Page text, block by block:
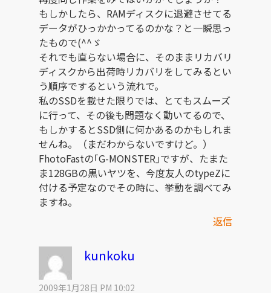
もしかしたら、RAMディスクに退避させてる
データがひっかかってるのかな？と一瞬思っ
たもので(^^ゞ
それでも直らない場合に、そのままリカバリ
ディスクから出荷時リカバリをしてみるとい
う順序でするという流れで。
私のSSDを載せた限りでは、とてもスムーズ
に行って、その後も問題なく動いてるので、
もしかするとSSD側に何かあるのかもしれま
せんね。（まだわからないですけど。）
FhotoFastの｢G-MONSTER｣ですが、たまた
ま128GBの黒いヤツを、今度友人のtypeZに
付ける予定なのでその時に、挙動を調べてみ
ますね。
返信
kunkoku
2009年1月28日 PM 10:02